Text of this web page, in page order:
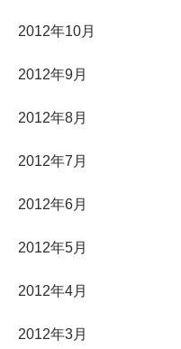
2012年10月
2012年9月
2012年8月
2012年7月
2012年6月
2012年5月
2012年4月
2012年3月